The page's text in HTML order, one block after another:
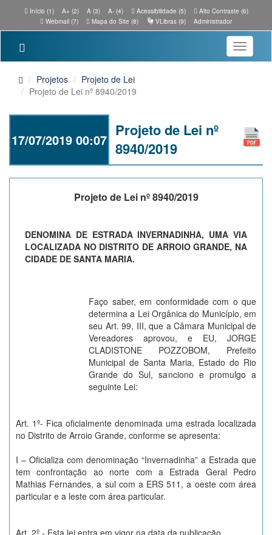
Início (1) A+ (2) A (3) A- (4) Acessibilidade (5)
Alto Contraste (6)
Webmail (7)
Mapa do Site (8) VLibras (9) Administrador
Toggle
Projetos
Projeto de Lei
Projeto de Lei nº 8940/2019
17/07/2019 00:07
Projeto de Lei nº
8940/2019
Projeto de Lei nº 8940/2019
DENOMINA DE ESTRADA INVERNADINHA, UMA VIA
LOCALIZADA NO DISTRITO DE ARROIO GRANDE, NA
CIDADE DE SANTA MARIA.
Faço saber, em conformidade com o que
determina a Lei Orgânica do Município, em
seu Art. 99, III, que a Câmara Municipal de
Vereadores aprovou, e EU, JORGE
CLADISTONE POZZOBOM, Prefeito
Municipal de Santa Maria, Estado do Rio
Grande do Sul, sanciono e promulgo a
seguinte Lei:
Art. 1º- Fica oficialmente denominada uma estrada localizada
no Distrito de Arroio Grande, conforme se apresenta:
I – Oficializa com denominação “Invernadinha” a Estrada que
tem confrontação ao norte com a Estrada Geral Pedro
Mathias Fernandes, a sul com a ERS 511, a oeste com área
particular e a leste com área particular.
Art. 2º - Esta lei entra em vigor na data da publicação.